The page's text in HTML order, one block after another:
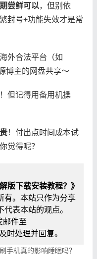
尝鲜可以​​，但别依
封号+功能失效才是常
外合法平台（如
博主的网盘共享～
但记得用备用机操
​！付出点时间成本试
觉得呢？
版下载安装教程？》
有。本站只作为分享
表本站的观点。
邮件至
时处理并回复。
手机真的影响睡眠吗？